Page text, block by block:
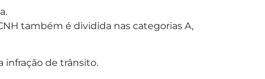
também é dividida nas categorias A,
infração de trânsito.